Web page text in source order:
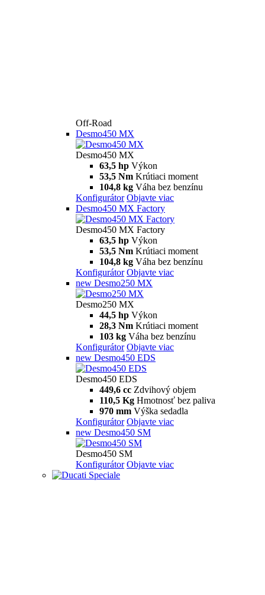
Off-Road
Desmo450 MX
Desmo450 MX
63,5 hp Výkon
53,5 Nm Krútiaci moment
104,8 kg Váha bez benzínu
Konfigurátor Objavte viac
Desmo450 MX Factory
Desmo450 MX Factory
63,5 hp Výkon
53,5 Nm Krútiaci moment
104,8 kg Váha bez benzínu
Konfigurátor Objavte viac
new Desmo250 MX
Desmo250 MX
44,5 hp Výkon
28,3 Nm Krútiaci moment
103 kg Váha bez benzínu
Konfigurátor Objavte viac
new Desmo450 EDS
Desmo450 EDS
449,6 cc Zdvihový objem
110,5 Kg Hmotnosť bez paliva
970 mm Výška sedadla
Konfigurátor Objavte viac
new Desmo450 SM
Desmo450 SM
Konfigurátor Objavte viac